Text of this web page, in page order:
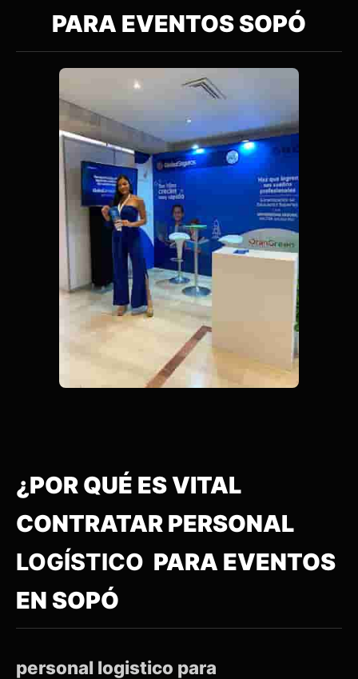
PARA EVENTOS SOPÓ
¿POR QUÉ ES VITAL
CONTRATAR PERSONAL
LOGÍSTICO PARA EVENTOS
EN SOPÓ
personal logistico para